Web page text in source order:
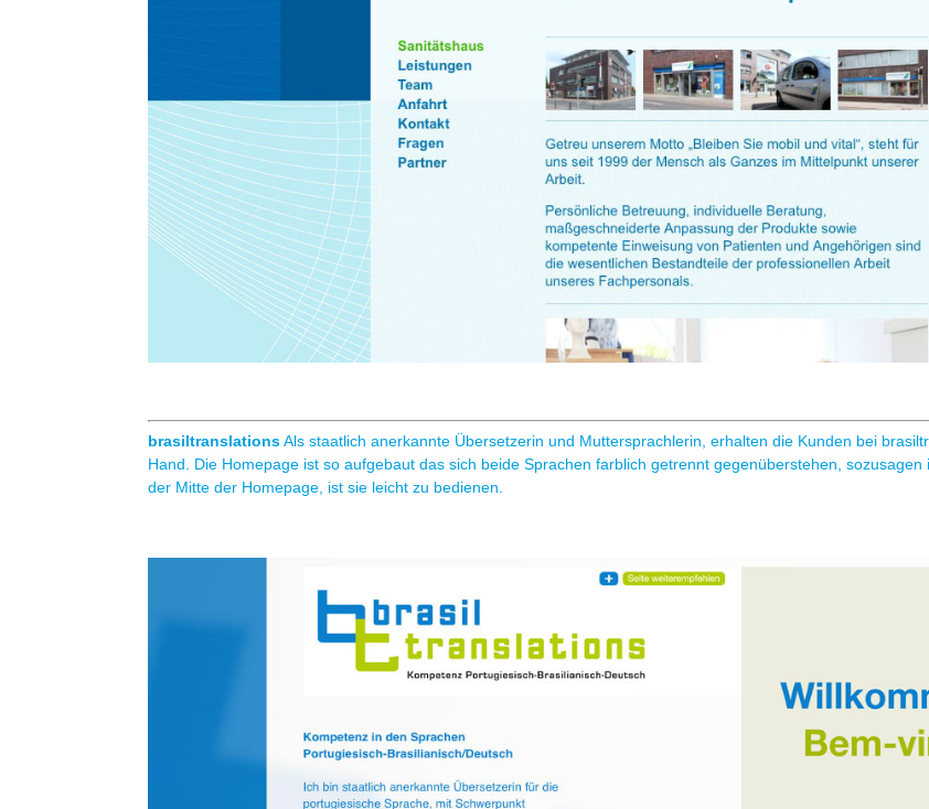
brasiltranslationsAls staatlich anerkannte Übersetzerin und Muttersprachlerin, erhalten die Kunden bei
Hand. Die Homepage ist so aufgebaut das sich beide Sprachen farblich getrennt gegenüberstehen,
der Mitte der Homepage, ist sie leicht zu bedienen.